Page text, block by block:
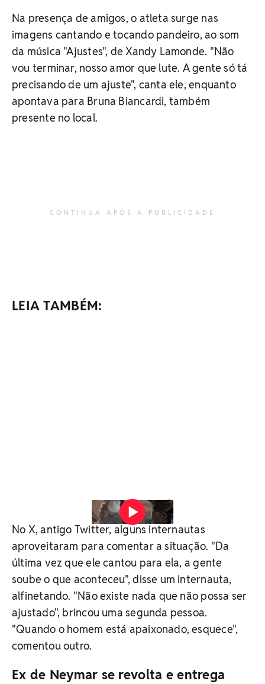
Na presença de amigos, o atleta surge nas
imagens cantando e tocando pandeiro, ao som
da música "Ajustes", de Xandy Lamonde. "Não
vou terminar, nosso amor que lute. A gente só tá
precisando de um ajuste", canta ele, enquanto
apontava para Bruna Biancardi, também
presente no local.
CONTINUA APÓS A PUBLICIDADE
LEIA TAMBÉM:
Vídeo: Reprodução / Re
No X, antigo Twitter, alguns internautas
aproveitaram para comentar a situação. "Da
última vez que ele cantou para ela, a gente
soube o que aconteceu", disse um internauta,
alfinetando. "Não existe nada que não possa ser
ajustado", brincou uma segunda pessoa.
"Quando o homem está apaixonado, esquece",
comentou outro.
Ex de Neymar se revolta e entrega